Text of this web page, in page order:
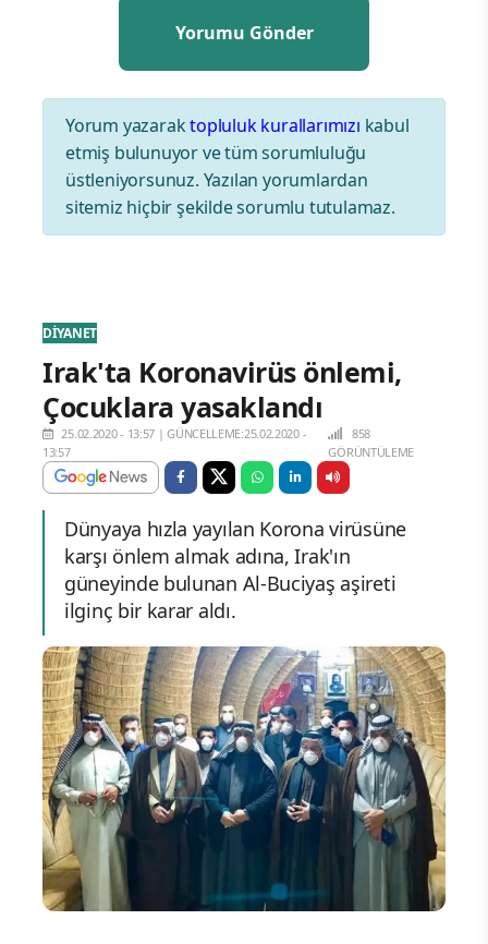
Yorum yazaraktopluluk kurallarımızı kabul
etmiş bulunuyor ve tüm sorumluluğu
üstleniyorsunuz. Yazılan yorumlardan
sitemiz hiçbir şekilde sorumlu tutulamaz.
DİYANET
Irak'ta Koronavirüs önlemi,
Çocuklara yasaklandı
25.02.2020 - 13:57 |GÜNCELLEME:25.02.2020 -
13:57
858
GÖRÜNTÜLEME
Dünyaya hızla yayılan Korona virüsüne
karşı önlem almak adına, Irak'ın
güneyinde bulunan Al-Buciyaş aşireti
ilginç bir karar aldı.